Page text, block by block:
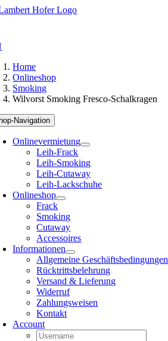
Skip
Home
Onlineshop
Smoking
Wilvorst Smoking Fresco-Schalkragen
Navigation
Onlinevermietung
Leih-Frack
Leih-Smoking
Leih-Cutaway
Leih-Lackschuhe
Onlineshop
Frack
Smoking
Cutaway
Accessoires
Informationen
Allgemeine Geschäftsbedingungen
Rücktrittsbelehrung
Versand & Lieferung
Widerruf
Zahlungsweisen
Kontakt
Account
Username: